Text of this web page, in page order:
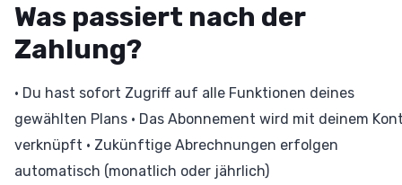
Was passiert nach der
Zahlung?
• Du hast sofort Zugriff auf alle Funktionen deines
gewählten Plans • Das Abonnement wird mit deinem
verknüpft • Zukünftige Abrechnungen erfolgen
automatisch (monatlich oder jährlich)